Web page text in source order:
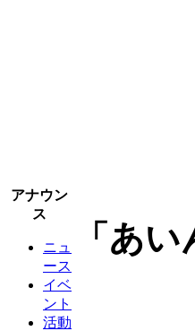
アナウン
ス
ニュ
ース
イベ
ント
活動
「あ